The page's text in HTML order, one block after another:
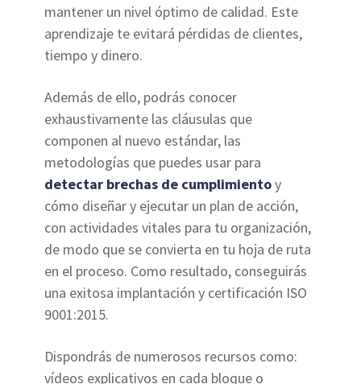
mantener un nivel óptimo de calidad. Este
aprendizaje te evitará pérdidas de clientes,
tiempo y dinero.
Además de ello, podrás conocer
exhaustivamente las cláusulas que
componen al nuevo estándar, las
metodologías que puedes usar para
detectar brechas de cumplimientoy
cómo diseñar y ejecutar un plan de acción,
con actividades vitales para tu organización,
de modo que se convierta en tu hoja de ruta
en el proceso. Como resultado, conseguirás
una exitosa implantación y certificación ISO
9001:2015.
Dispondrás de numerosos recursos como:
vídeos explicativos en cada bloque o